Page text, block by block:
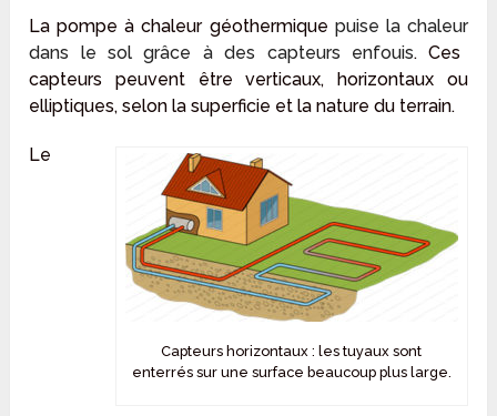
La pompe à chaleur géothermique puise la chaleur
dans le solgrâce à des capteurs enfouis. Ces
capteurs peuvent être verticaux, horizontaux ou
elliptiques, selon la superficie et la nature du terrain.
Capteurs horizontaux : les tuyaux sont
enterrés sur une surface beaucoup plus large.
Le